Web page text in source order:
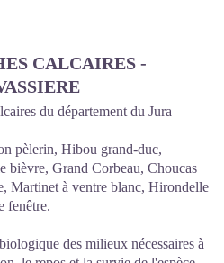
CALCAIRES -
du département du Jura
pèlerin, Hibou grand-duc,
bièvre, Grand Corbeau, Choucas
Martinet à ventre blanc, Hirondelle
fenêtre.
des milieux nécessaires à